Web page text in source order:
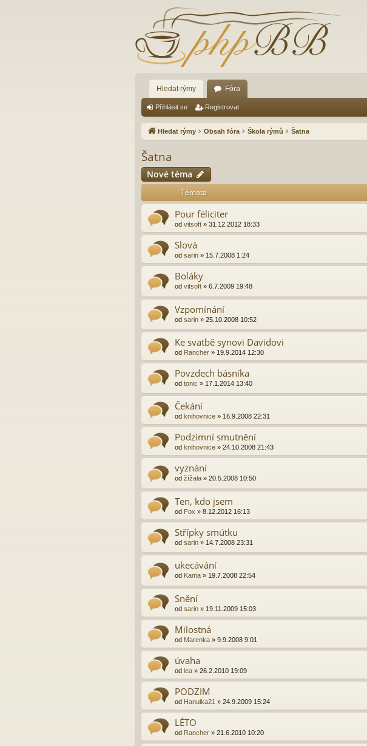
Hledat rýmy Fóra
Přihlásit se Registrovat
Hledat rýmy Obsah fóra Škola rýmů Šatna
Šatna
Nové téma
Témata
Pour féliciter
od vitsoft » 31.12.2012 18:33
Slová
od sarin » 15.7.2008 1:24
Boláky
od vitsoft » 6.7.2009 19:48
Vzpomínání
od sarin » 25.10.2008 10:52
Ke svatbě synovi Davidovi
od Rancher » 19.9.2014 12:30
Povzdech básníka
od tonic » 17.1.2014 13:40
Čekání
od knihovnice » 16.9.2008 22:31
Podzimní smutnění
od knihovnice » 24.10.2008 21:43
vyznání
od žížala » 20.5.2008 10:50
Ten, kdo jsem
od Fox » 8.12.2012 16:13
Střípky smútku
od sarin » 14.7.2008 23:31
ukecávání
od Kama » 19.7.2008 22:54
Snění
od sarin » 19.11.2009 15:03
Milostná
od Marenka » 9.9.2008 9:01
úvaha
od lea » 26.2.2010 19:09
PODZIM
od Hanulka21 » 24.9.2009 15:24
LÉTO
od Rancher » 21.6.2010 10:20